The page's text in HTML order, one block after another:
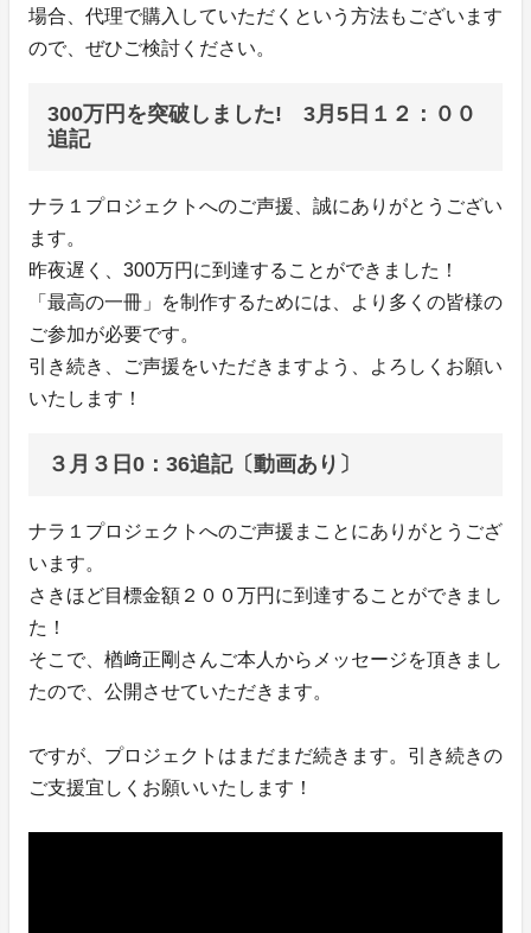
場合、代理で購入していただくという方法もございます
ので、ぜひご検討ください。
300万円を突破しました! 3月5日１２：００
追記
ナラ１プロジェクトへのご声援、誠にありがとうござい
ます。
昨夜遅く、300万円に到達することができました！
「最高の一冊」を制作するためには、より多くの皆様の
ご参加が必要です。
引き続き、ご声援をいただきますよう、よろしくお願い
いたします！
３月３日0：36追記〔動画あり〕
ナラ１プロジェクトへのご声援まことにありがとうござ
います。
さきほど目標金額２００万円に到達することができまし
た！
そこで、楢﨑正剛さんご本人からメッセージを頂きまし
たので、公開させていただきます。
ですが、プロジェクトはまだまだ続きます。引き続きの
ご支援宜しくお願いいたします！